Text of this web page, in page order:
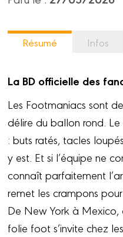
Résumé Infos
La BD officielle des
Les Footmaniacs sont
délire du ballon rond.
: buts ratés, tacles
y est. Et si l’équipe ne
connaît parfaitement
remet les crampons
De New York à
folie foot s’invite chez